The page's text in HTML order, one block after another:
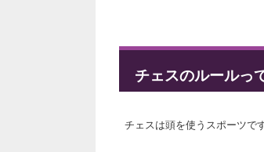
チェスのルールっ
チェスは頭を使うスポーツで